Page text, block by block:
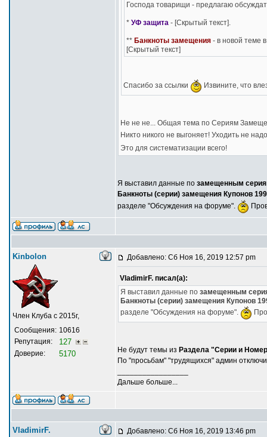
Господа товарищи - предлагаю
* УФ защита - [Скрытый текст].
** Банкноты замещения - в новой теме
[Скрытый текст]
Спасибо за ссылки Извините, что
Не не не... Общая тема по Сериям
Никто никого не выгоняет! Уходить не
Это для систематизации всего!
Я выставил данные по замещенным
Банкноты (серии) замещения Купонов
разделе "Обсуждения на форуме".
Kinbolon
Член Клуба с 2015г,
Сообщения: 10616
Репутация:
127
Доверие: 5170
Добавлено: Сб Ноя 16, 2019 12:57 pm
VladimirF. писал(а):
Я выставил данные по замещенным
Банкноты (серии) замещения Купонов
разделе "Обсуждения на форуме".
Не будут темы из Раздела "Серии и
По "просьбам" "трудящихся" админ
Дальше больше...
VladimirF. Добавлено: Сб Ноя 16, 2019 13:46 pm